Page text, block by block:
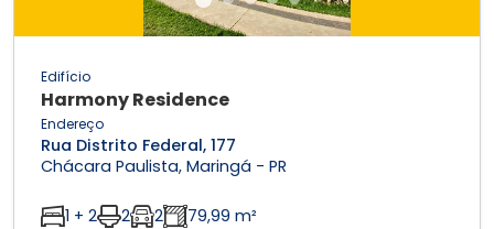
Edifício
Harmony Residence
Endereço
Rua Distrito Federal, 177
Chácara Paulista, Maringá - PR
1 + 2 2 2 79,99 m²